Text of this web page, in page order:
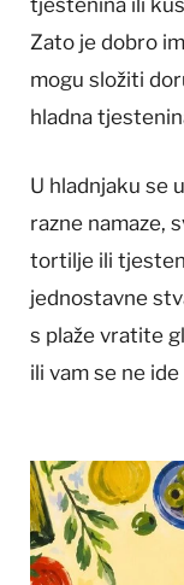
Zato je dobro
mogu složiti
hladna
U hladnjaku se
razne namaze,
tortilje ili
jednostavne
s plaže vratite
ili vam se ne